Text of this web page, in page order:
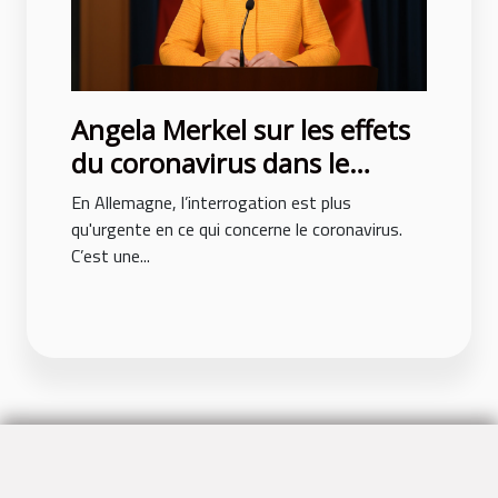
Angela Merkel sur les effets
du coronavirus dans le
monde
En Allemagne, l’interrogation est plus
qu'urgente en ce qui concerne le coronavirus.
C’est une...